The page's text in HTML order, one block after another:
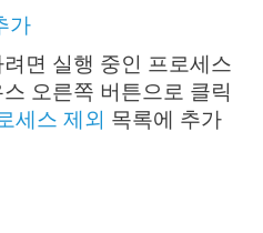
가
면 실행 중인 프로세스
오른쪽 버튼으로 클릭
세스 제외 목록에 추가